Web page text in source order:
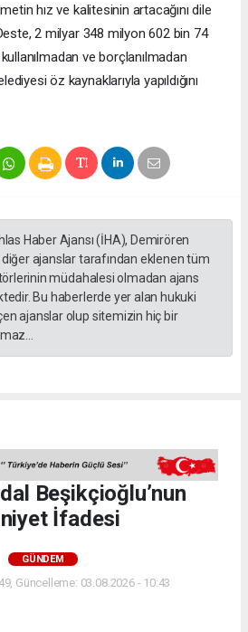
hız ve kalitesinin artacağını dile
2 milyar 348 milyon 602 bin 74
kullanılmadan ve borçlanılmadan
öz kaynaklarıyla yapıldığını
Haber Ajansı (İHA), Demirören
diğer ajanslar tarafından eklenen tüm
müdahalesi olmadan ajans
Bu haberlerde yer alan hukuki
ajanslar olup sitemizin hiç bir
Beşikçioğlu’nun
İfadesi
GÜNDEM
Güncelleme: 03.08.2026 - 10:43